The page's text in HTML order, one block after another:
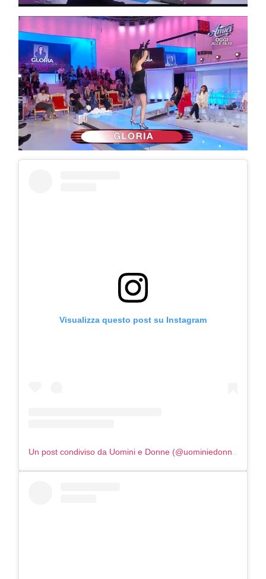
Visualizza questo post su Instagram
Un post condiviso da Uomini e Donne (@uominiedonne)